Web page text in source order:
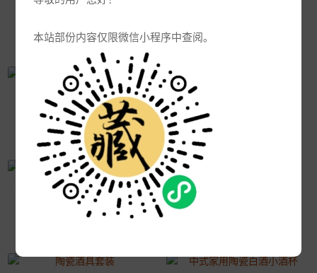
本站部份内容仅限微信小程序中查阅。
1422浏览
中式白酒杯烈酒杯高脚杯 家用黄酒小酒盅 创意一口杯敬酒杯
2021-04-07 16:06:45
1472浏览
2021-04-07 16:06:45
创意陶瓷酒具套装 中式仿古清酒酒杯 家用青瓷高脚敬酒杯酒具
2021-04-07 16:06:45
1366浏览